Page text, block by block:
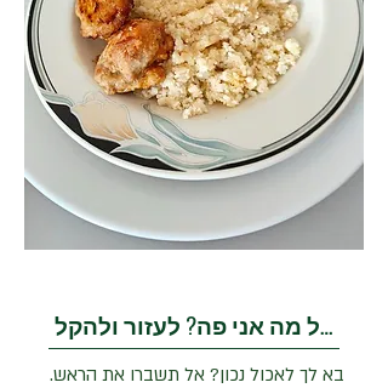
בשביל מה אני פה? לעזור ולהקל
בא לך לאכול נכון? אל תשברו את הראש.